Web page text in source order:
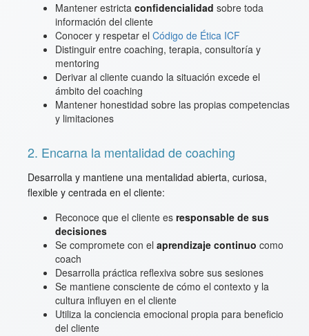
Mantener estricta confidencialidad sobre toda
información del cliente
Conocer y respetar el Código de Ética ICF
Distinguir entre coaching, terapia, consultoría y
mentoring
Derivar al cliente cuando la situación excede el
ámbito del coaching
Mantener honestidad sobre las propias competencias
y limitaciones
2. Encarna la mentalidad de coaching
Desarrolla y mantiene una mentalidad abierta, curiosa,
flexible y centrada en el cliente:
Reconoce que el cliente es responsable de sus
decisiones
Se compromete con el aprendizaje continuo como
coach
Desarrolla práctica reflexiva sobre sus sesiones
Se mantiene consciente de cómo el contexto y la
cultura influyen en el cliente
Utiliza la conciencia emocional propia para beneficio
del cliente